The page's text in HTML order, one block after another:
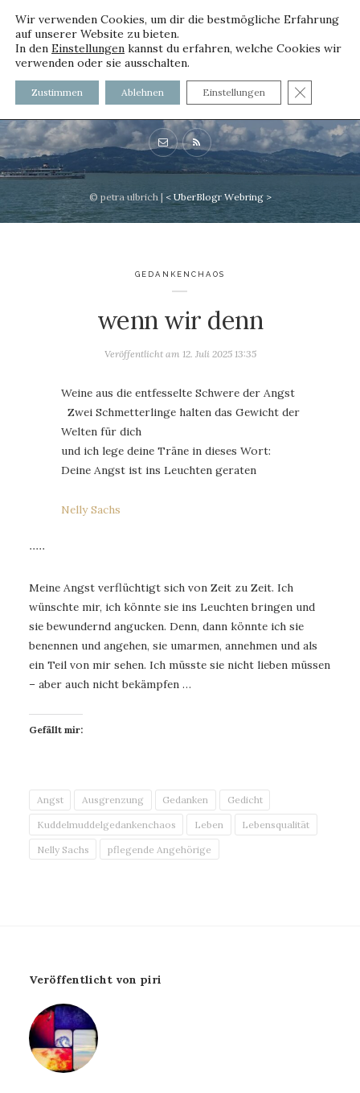
voller worte
mit und ohne Innenfutter
© petra ulbrich | < UberBlogr Webring >
GEDANKENCHAOS
wenn wir denn
Veröffentlicht am 12. Juli 2025 13:35
Weine aus die entfesselte Schwere der Angst
Zwei Schmetterlinge halten das Gewicht der
Welten für dich
und ich lege deine Träne in dieses Wort:
Deine Angst ist ins Leuchten geraten
Nelly Sachs
∙∙∙∙∙
Meine Angst verflüchtigt sich von Zeit zu Zeit. Ich
wünschte mir, ich könnte sie ins Leuchten bringen und
sie bewundernd angucken. Denn, dann könnte ich sie
benennen und angehen, sie umarmen, annehmen und als
ein Teil von mir sehen. Ich müsste sie nicht lieben müssen
– aber auch nicht bekämpfen …
Gefällt mir:
Angst Ausgrenzung Gedanken Gedicht
Kuddelmuddelgedankenchaos Leben Lebensqualität
Nelly Sachs pflegende Angehörige
Veröffentlicht von piri
Wir verwenden Cookies, um dir die bestmögliche Erfahrung
auf unserer Website zu bieten.
In den Einstellungen kannst du erfahren, welche Cookies wir
verwenden oder sie ausschalten.
Zustimmen Ablehnen Einstellungen GDPR